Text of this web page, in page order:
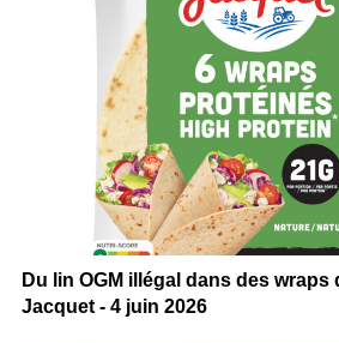
Du lin OGM illégal dans des wraps
Jacquet - 4 juin 2026